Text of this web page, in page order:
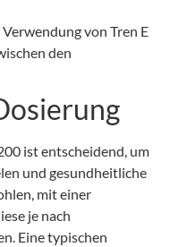
Verwendung von Tren E
den
ist entscheidend, um
und gesundheitliche
mit einer
je nach
Eine typischen